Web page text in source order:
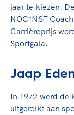
TeamNL kids
Olympische
Columns
Vitale clubs
Sportmatch
Handboek
Olympische
Paralympische
Europese
Topsportbeleid
jaar te kiezen.
NOC*NSF
Carrièreprijs
Sportgala.
Jaap
In 1972 werd de
uitgereikt aan